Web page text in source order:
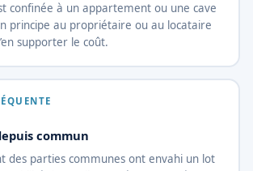
confinée à un appartement ou une cave
principe au propriétaire ou au locataire
supporter le coût.
commun
des parties communes ont envahi un lot